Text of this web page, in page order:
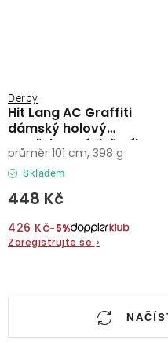
Hit Lang AC Graffiti
dámský holový
vystřelovací deštník
Derby
Skladem
448 Kč
426 Kč−5%
Zaregistrujte se ›
průměr 101 cm, 398 g
O